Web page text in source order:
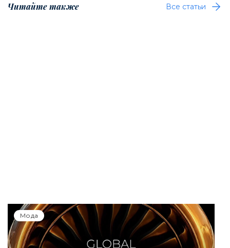
Читайте также Все статьи
Мода